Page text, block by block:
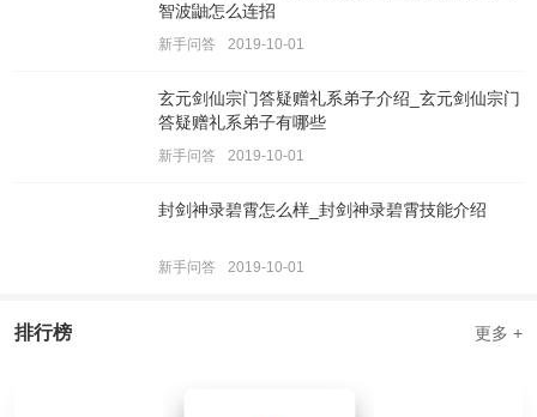
智波鼬怎么连招
新手问答 2019-10-01
玄元剑仙宗门答疑赠礼系弟子介绍_玄元剑仙宗门
答疑赠礼系弟子有哪些
新手问答 2019-10-01
封剑神录碧霄怎么样_封剑神录碧霄技能介绍
新手问答 2019-10-01
排行榜 更多 +